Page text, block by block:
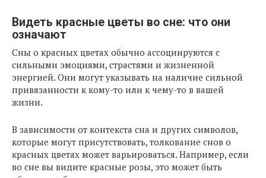
Видеть красные цветы во сне: что они
означают
Сны о красных цветах обычно ассоциируются с
сильными эмоциями, страстями и жизненной
энергией. Они могут указывать на наличие сильной
привязанности к кому-то или к чему-то в вашей
жизни.
В зависимости от контекста сна и других символов,
которые могут присутствовать, толкование снов о
красных цветах может варьироваться. Например, если
во сне вы видите красные розы, это может быть